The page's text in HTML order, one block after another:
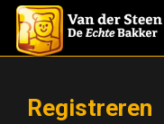
Registreren